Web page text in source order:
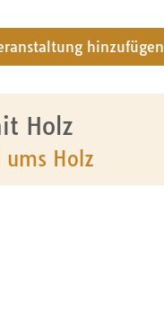
hinzufügen
Holz
Holz